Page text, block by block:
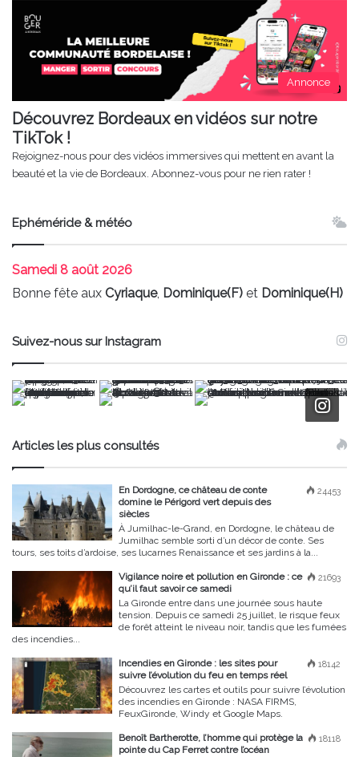
Annonce
Découvrez Bordeaux en vidéos sur notre
TikTok !
Rejoignez-nous pour des vidéos immersives qui mettent en avant la
beauté et la vie de Bordeaux. Abonnez-vous pour ne rien rater !
Ephéméride & météo
Samedi 8 août 2026
Bonne fête aux Cyriaque, Dominique(F) et Dominique(H)
Suivez-nous sur Instagram
Articles les plus consultés
24453
En Dordogne, ce château de conte
domine le Périgord vert depuis des
siècles
À Jumilhac-le-Grand, en Dordogne, le château de
Jumilhac semble sorti d’un décor de conte. Ses
tours, ses toits d’ardoise, ses lucarnes Renaissance et ses jardins à la...
21693
Vigilance noire et pollution en Gironde : ce
qu’il faut savoir ce samedi
La Gironde entre dans une journée sous haute
tension. Depuis ce samedi 25 juillet, le risque feux
de forêt atteint le niveau noir, tandis que les fumées
des incendies...
18142
Incendies en Gironde : les sites pour
suivre l’évolution du feu en temps réel
Découvrez les cartes et outils pour suivre l’évolution
des incendies en Gironde : NASA FIRMS,
FeuxGironde, Windy et Google Maps.
18118
Benoît Bartherotte, l’homme qui protège la
pointe du Cap Ferret contre l’océan